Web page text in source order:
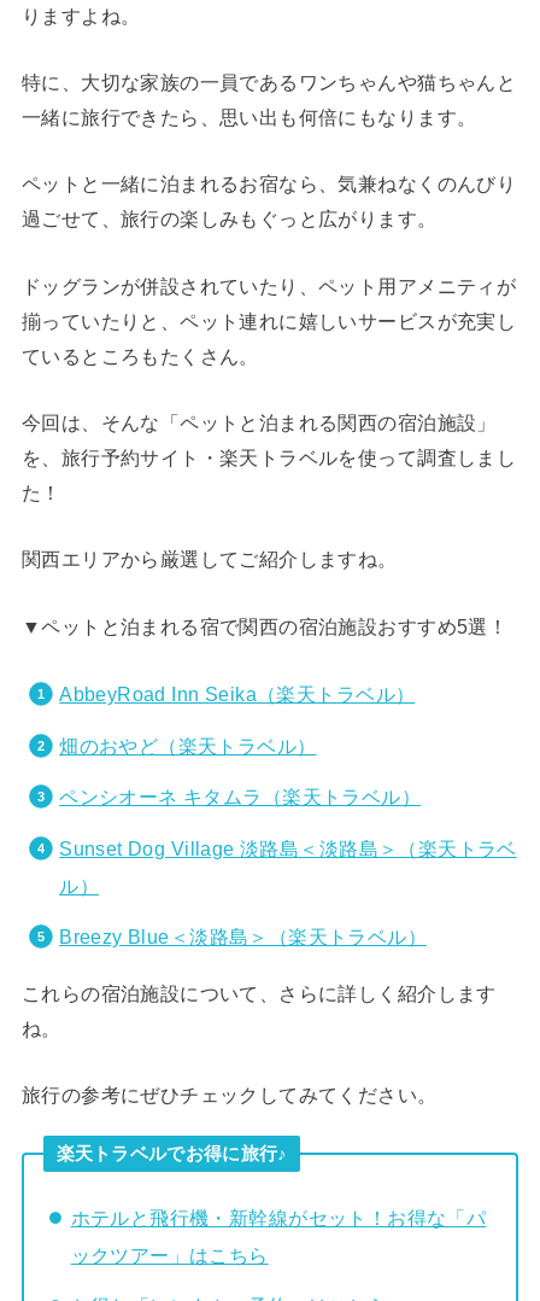
りますよね。
特に、大切な家族の一員であるワンちゃんや猫ちゃんと
一緒に旅行できたら、思い出も何倍にもなります。
ペットと一緒に泊まれるお宿なら、気兼ねなくのんびり
過ごせて、旅行の楽しみもぐっと広がります。
ドッグランが併設されていたり、ペット用アメニティが
揃っていたりと、ペット連れに嬉しいサービスが充実し
ているところもたくさん。
今回は、そんな「ペットと泊まれる関西の宿泊施設」
を、旅行予約サイト・楽天トラベルを使って調査しまし
た！
関西エリアから厳選してご紹介しますね。
▼ペットと泊まれる宿で関西の宿泊施設おすすめ5選！
AbbeyRoad Inn Seika（楽天トラベル）
畑のおやど（楽天トラベル）
ペンシオーネ キタムラ（楽天トラベル）
Sunset Dog Village 淡路島＜淡路島＞（楽天トラベ
ル）
Breezy Blue＜淡路島＞（楽天トラベル）
これらの宿泊施設について、さらに詳しく紹介します
ね。
旅行の参考にぜひチェックしてみてください。
楽天トラベルでお得に旅行♪
ホテルと飛行機・新幹線がセット！お得な「パ
ックツアー」はこちら